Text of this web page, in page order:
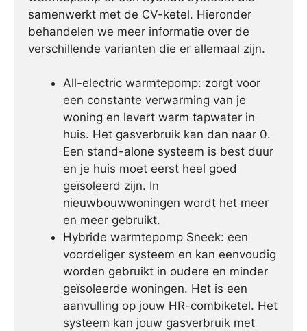
samenwerkt met de CV-ketel. Hieronder
behandelen we meer informatie over de
verschillende varianten die er allemaal zijn.
All-electric warmtepomp: zorgt voor
een constante verwarming van je
woning en levert warm tapwater in
huis. Het gasverbruik kan dan naar 0.
Een stand-alone systeem is best duur
en je huis moet eerst heel goed
geïsoleerd zijn. In
nieuwbouwwoningen wordt het meer
en meer gebruikt.
Hybride warmtepomp Sneek: een
voordeliger systeem en kan eenvoudig
worden gebruikt in oudere en minder
geïsoleerde woningen. Het is een
aanvulling op jouw HR-combiketel. Het
systeem kan jouw gasverbruik met